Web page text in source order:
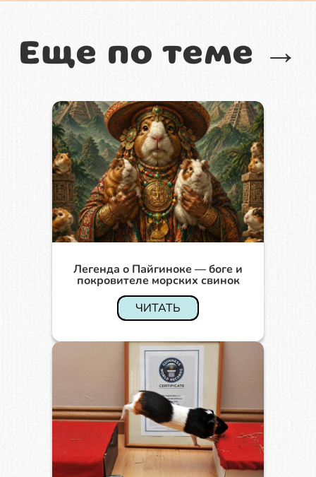
Еще по теме →
Легенда о Пайгиноке — боге и
покровителе морских свинок
ЧИТАТЬ